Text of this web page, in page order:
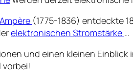
(1775-1836) entdeckte
elektronischen Stromstärke …
und einen kleinen
vorbei!